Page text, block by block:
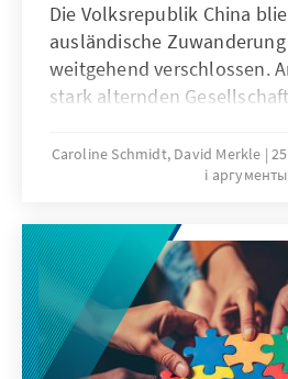
Die Volksrepublik China
ausländische
weitgehend verschlossen.
stark alternden
seine Grenzen, was die
ausländischer Fach- und
Deutschland und Europa
neuer Wettbewerber im
um Talente entstehen.
Caroline Schmidt, David Merkle
і аргументы